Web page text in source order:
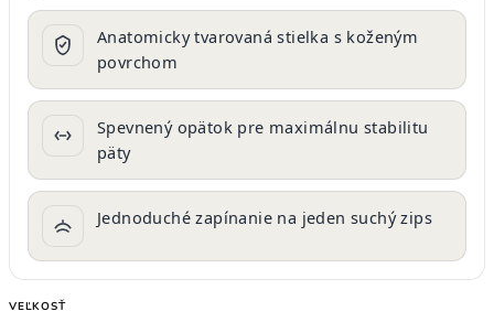
Anatomicky tvarovaná stielka s koženým
povrchom
Spevnený opätok pre maximálnu stabilitu
päty
Jednoduché zapínanie na jeden suchý zips
VEĽKOSŤ